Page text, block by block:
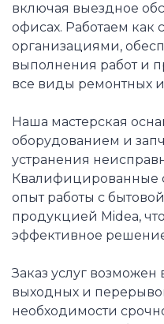
включая выездное
офисах. Работаем как
организациями,
выполнения работ и
все виды ремонтных
Наша мастерская
оборудованием и
устранения
Квалифицированные
опыт работы с
продукцией Midea,
эффективное
Заказ услуг
выходных и
необходимости